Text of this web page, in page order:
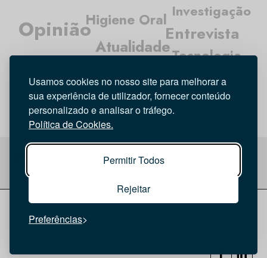
Usamos cookies no nosso site para melhorar a
sua experiência de utilizador, fornecer conteúdo
personalizado e analisar o tráfego.
Política de Cookies.
Permitir Todos
Rejeitar
Preferências
Atualidade
Médicos Dentistas
Higiene Oral
Entrevista
Opinião
Tecnologia
Investigação
Política de privacidade